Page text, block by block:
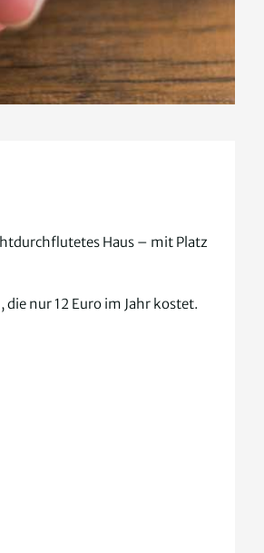
Haus – mit Platz
nur 12 Euro im Jahr kostet.